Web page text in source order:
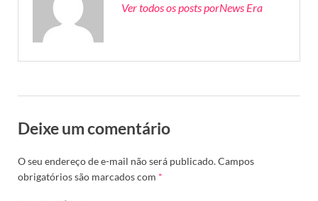
Ver todos os posts porNews Era
Deixe um comentário
O seu endereço de e-mail não será publicado.Campos
obrigatórios são marcados com *